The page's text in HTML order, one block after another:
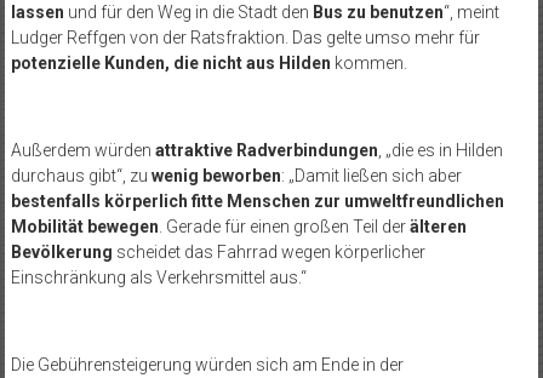
lassen und für den Weg in die Stadt den Bus zu benutzen“, meint
Ludger Reffgen von der Ratsfraktion. Das gelte umso mehr für
potenzielle Kunden, die nicht aus Hilden kommen.
Außerdem würden attraktive Radverbindungen , „die es in Hilden
durchaus gibt“, zu wenig beworben: „Damit ließen sich aber
bestenfalls körperlich fitte Menschen zur umweltfreundlichen
Mobilität bewegen . Gerade für einen großen Teil derälteren
Bevölkerung scheidet das Fahrrad wegen körperlicher
Einschränkung als Verkehrsmittel aus.“
Die Gebührensteigerung würden sich am Ende in der